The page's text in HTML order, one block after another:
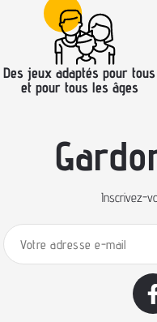
Des jeux adaptés pour tous
et pour tous les âges
Inscrivez-